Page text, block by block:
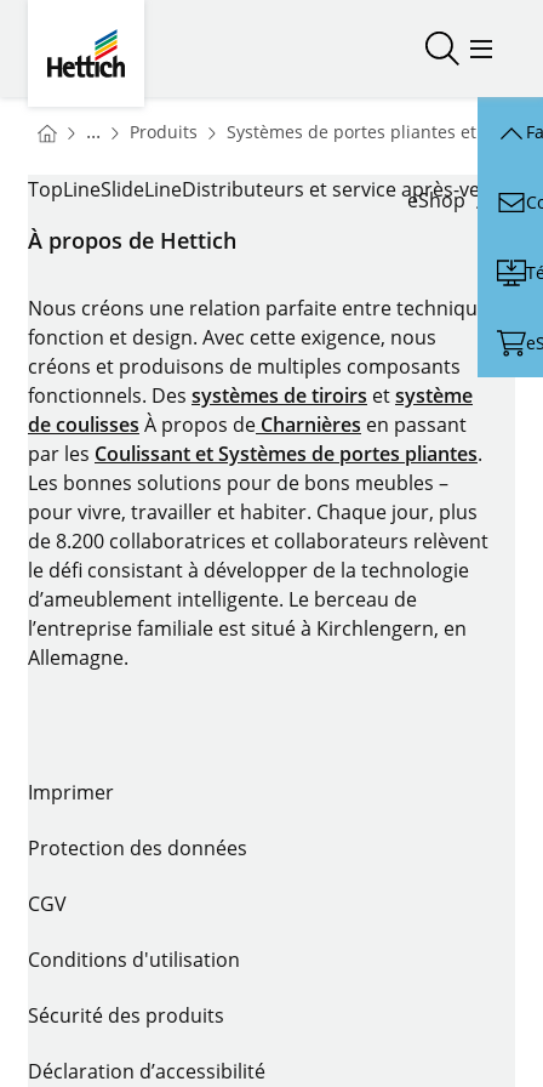
Ouvrir/
You are here:
Homepage
... Produits Homepage
Systèmes de portes pliantes et
SÉPARATION DE PIÈCES
TopLineSlideLineDistributeurs et service après-vente
eShop
À propos de Hettich
Nous créons une relation parfaite entre technique,
fonction et design. Avec cette exigence, nous
créons et produisons de multiples composants
fonctionnels. Des systèmes de tiroirs etsystème
de coulisses À propos de Charnières en passant
par les Coulissant et Systèmes de portes pliantes.
Les bonnes solutions pour de bons meubles –
pour vivre, travailler et habiter. Chaque jour, plus
de 8.200 collaboratrices et collaborateurs relèvent
le défi consistant à développer de la technologie
d’ameublement intelligente. Le berceau de
l’entreprise familiale est situé à Kirchlengern, en
Allemagne.
Imprimer
Protection des données
CGV
Conditions d'utilisation
Sécurité des produits
Déclaration d’accessibilité